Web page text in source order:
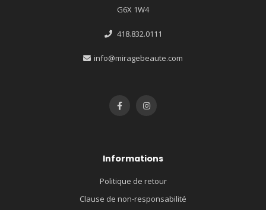
G6X 1W4
418.832.0111
info@miragebeaute.com
Informations
Politique de retour
Clause de non-responsabilité